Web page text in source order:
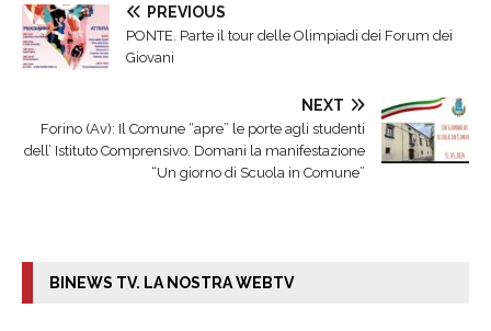
PREVIOUS
PONTE. Parte il tour delle Olimpiadi dei Forum dei
Giovani
NEXT
Forino (Av): Il Comune “apre” le porte agli studenti
dell’ Istituto Comprensivo. Domani la manifestazione
“Un giorno di Scuola in Comune”
BINEWS TV. LA NOSTRA WEBTV